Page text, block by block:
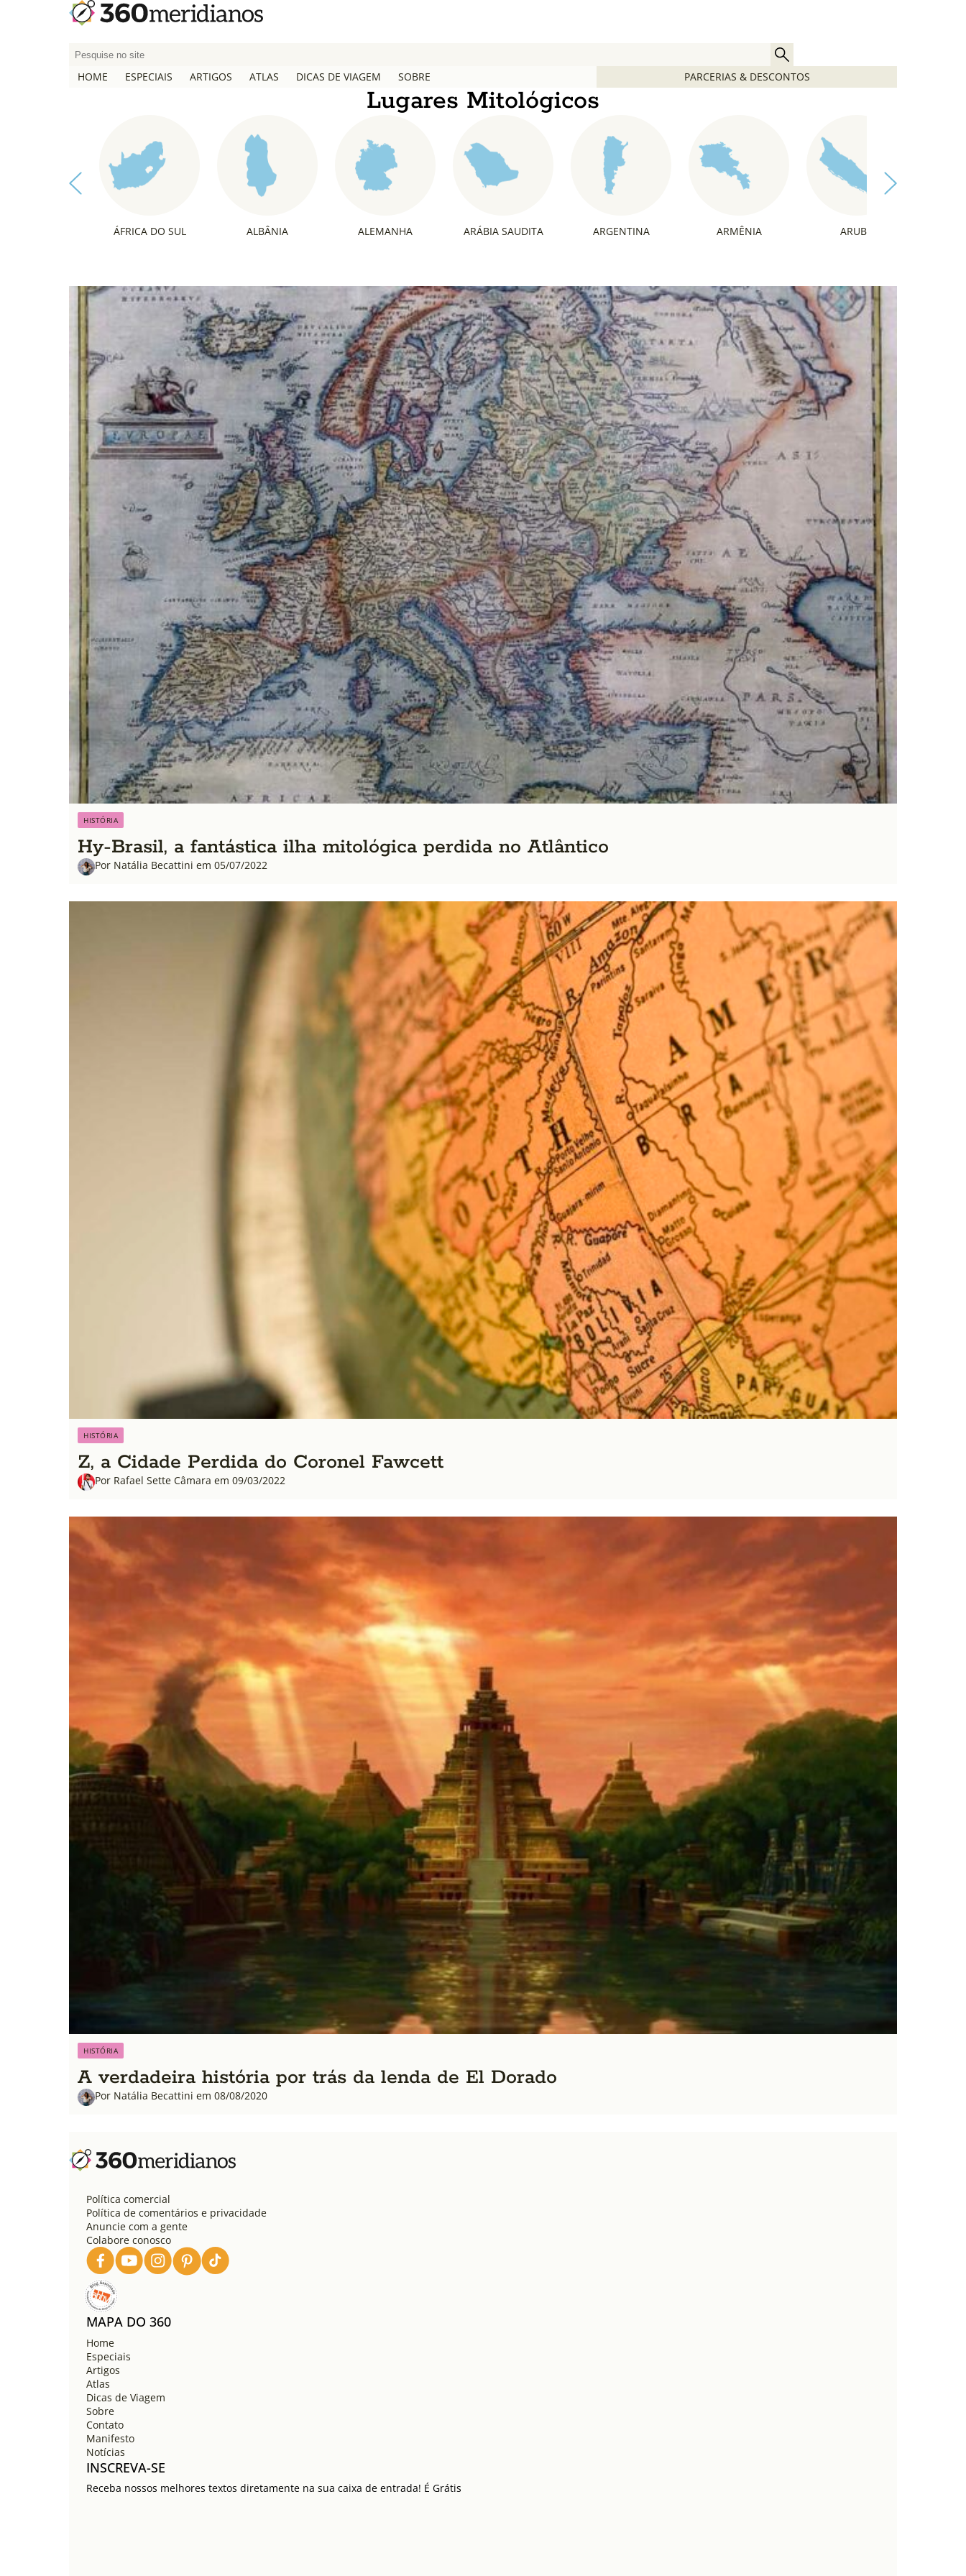
P
r
HOME ESPECIAIS ARTIGOS ATLAS DICAS DE VIAGEM SOBRE PARCERIAS & DESCONTOS
Lugares Mitológicos
ÁFRICA DO SUL ALBÂNIA ALEMANHA ARÁBIA SAUDITA ARGENTINA ARMÊNIA ARUBA
HISTÓRIA
Hy-Brasil, a fantástica ilha mitológica perdida no Atlântico
Por Natália Becattini em 05/07/2022
HISTÓRIA
Z, a Cidade Perdida do Coronel Fawcett
Por Rafael Sette Câmara em 09/03/2022
HISTÓRIA
A verdadeira história por trás da lenda de El Dorado
Por Natália Becattini em 08/08/2020
Política comercial
Política de comentários e privacidade
Anuncie com a gente
Colabore conosco
MAPA DO 360
Home
Especiais
Artigos
Atlas
Dicas de Viagem
Sobre
Contato
Manifesto
Notícias
INSCREVA-SE
Receba nossos melhores textos diretamente na sua caixa de entrada! É Grátis